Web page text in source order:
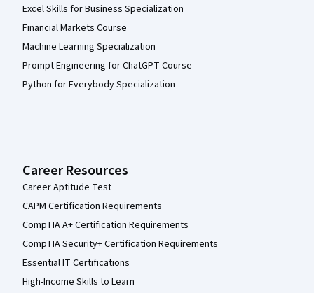
Excel Skills for Business Specialization
Financial Markets Course
Machine Learning Specialization
Prompt Engineering for ChatGPT Course
Python for Everybody Specialization
Career Resources
Career Aptitude Test
CAPM Certification Requirements
CompTIA A+ Certification Requirements
CompTIA Security+ Certification Requirements
Essential IT Certifications
High-Income Skills to Learn